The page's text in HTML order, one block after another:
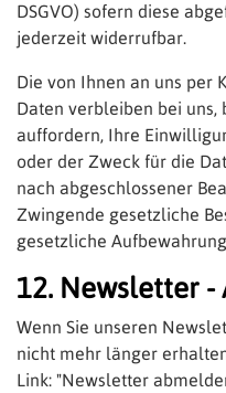
DSGVO) sofern diese
jederzeit widerrufbar.
Die von Ihnen an uns per
Daten verbleiben bei uns,
auffordern, Ihre
oder der Zweck für die
nach abgeschlossener
Zwingende gesetzliche
gesetzliche
12. Newsletter
Wenn Sie unseren
nicht mehr länger
Link: "Newsletter